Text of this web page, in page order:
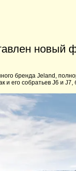
новый
бренда Jeland,
и его собратьев J6 и